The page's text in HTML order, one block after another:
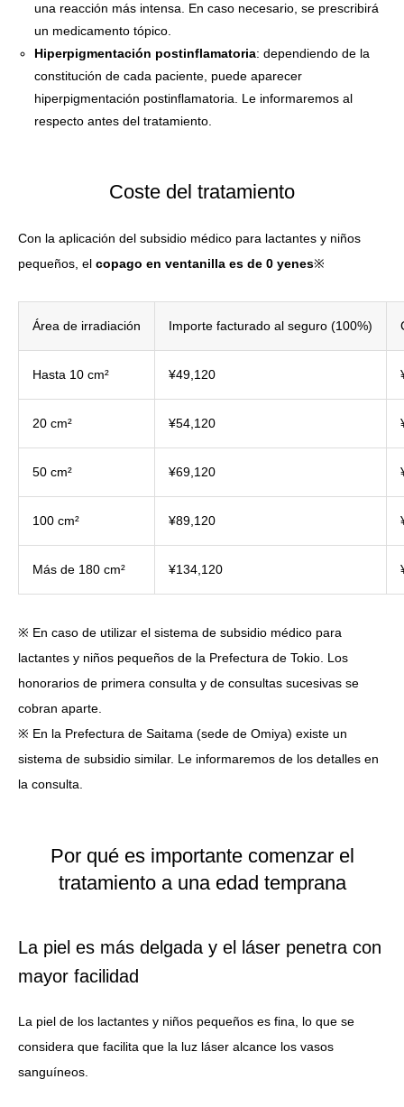
una reacción más intensa. En caso necesario, se prescribirá
un medicamento tópico.
Hiperpigmentación postinflamatoria: dependiendo de la
constitución de cada paciente, puede aparecer
hiperpigmentación postinflamatoria. Le informaremos al
respecto antes del tratamiento.
Coste del tratamiento
Con la aplicación del subsidio médico para lactantes y niños
pequeños, el copago en ventanilla es de 0 yenes※
Área de irradiación Importe facturado al seguro (100%)
Hasta 10 cm² ¥49,120
20 cm² ¥54,120
50 cm² ¥69,120
100 cm² ¥89,120
Más de 180 cm² ¥134,120
※ En caso de utilizar el sistema de subsidio médico para
lactantes y niños pequeños de la Prefectura de Tokio. Los
honorarios de primera consulta y de consultas sucesivas se
cobran aparte.
※ En la Prefectura de Saitama (sede de Omiya) existe un
sistema de subsidio similar. Le informaremos de los detalles en
la consulta.
Por qué es importante comenzar el
tratamiento a una edad temprana
La piel es más delgada y el láser penetra con
mayor facilidad
La piel de los lactantes y niños pequeños es fina, lo que se
considera que facilita que la luz láser alcance los vasos
sanguíneos.